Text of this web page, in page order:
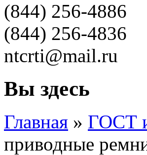
(844) 256-4886
(844) 256-4836
ntcrti@mail.ru
Вы здесь
Главная » ГОСТ
приводные